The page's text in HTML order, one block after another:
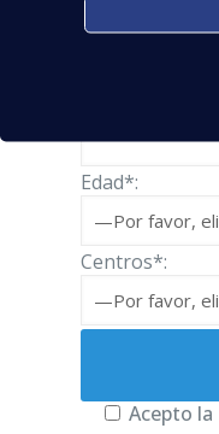
Teléfono*
Edad*:
Centros*:
Acepto la